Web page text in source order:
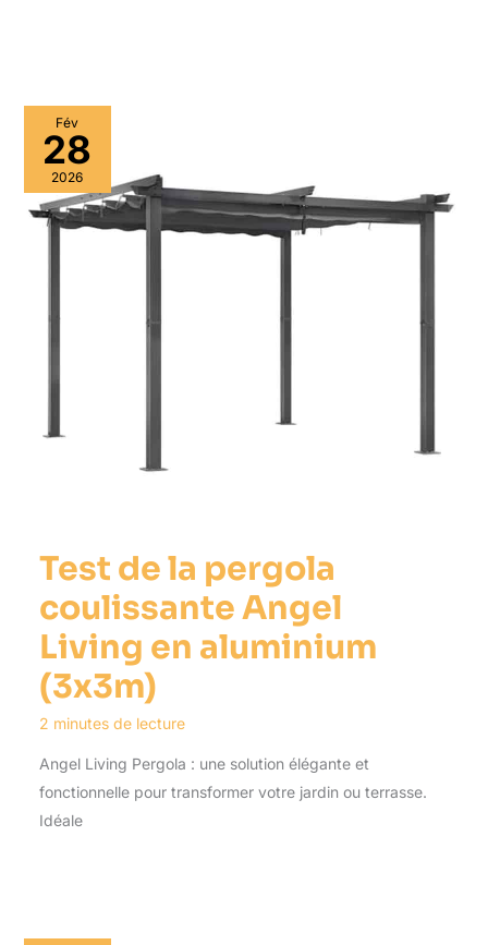
Fév
28
2026
Test de la pergola
coulissante Angel
Living en aluminium
(3x3m)
2 minutes de lecture
Angel Living Pergola : une solution élégante et
fonctionnelle pour transformer votre jardin ou terrasse.
Idéale